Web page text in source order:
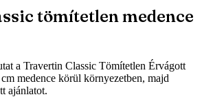
tömítetlen medence
a Travertin Classic Tömítetlen Érvágott
medence körül környezetben, majd
ajánlatot.